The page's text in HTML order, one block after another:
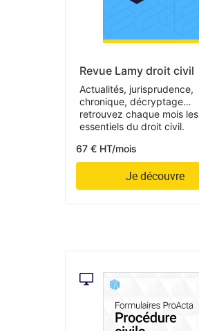
Revue Lamy droit civil
Actualités, jurisprudence,
chronique, décryptage…
retrouvez chaque mois les
essentiels du droit civil.
67 € HT/mois
Je découvre